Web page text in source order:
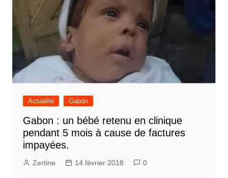
Actualité Gabon
Gabon : un bébé retenu en clinique
pendant 5 mois à cause de factures
impayées.
Zertine 14 février 2018 0